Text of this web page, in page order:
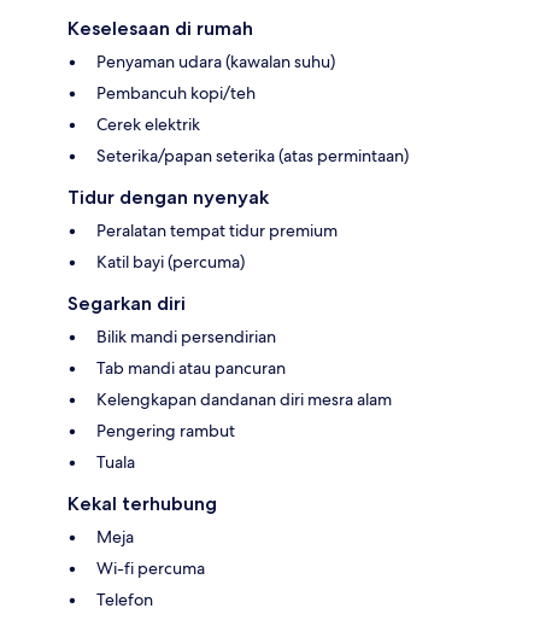
Keselesaan di rumah
Penyaman udara (kawalan suhu)
Pembancuh kopi/teh
Cerek elektrik
Seterika/papan seterika (atas permintaan)
Tidur dengan nyenyak
Peralatan tempat tidur premium
Katil bayi (percuma)
Segarkan diri
Bilik mandi persendirian
Tab mandi atau pancuran
Kelengkapan dandanan diri mesra alam
Pengering rambut
Tuala
Kekal terhubung
Meja
Wi-fi percuma
Telefon